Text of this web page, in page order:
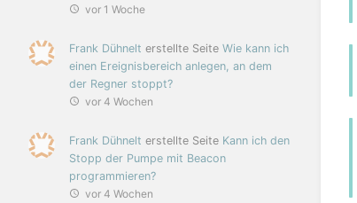
vor 1 Woche
Frank Dühnelt erstellte Seite Wie kann ich
einen Ereignisbereich anlegen, an dem
der Regner stoppt?
vor 4 Wochen
Frank Dühnelt erstellte Seite Kann ich den
Stopp der Pumpe mit Beacon
programmieren?
vor 4 Wochen